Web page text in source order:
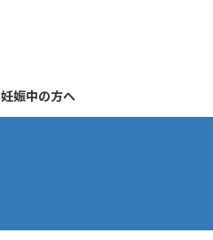
妊娠中の方へ